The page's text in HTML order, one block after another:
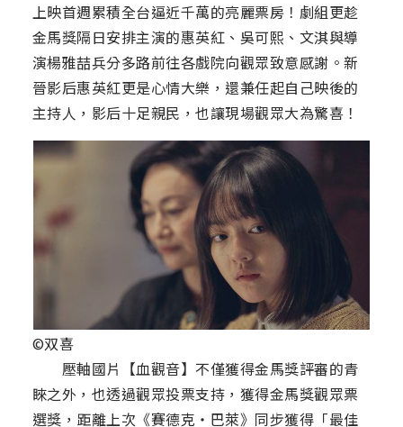
上映首週累積全台逼近千萬的亮麗票房！劇組更趁
金馬獎隔日安排主演的惠英紅、吳可熙、文淇與導
演楊雅喆兵分多路前往各戲院向觀眾致意感謝。新
晉影后惠英紅更是心情大樂，還兼任起自己映後的
主持人，影后十足親民，也讓現場觀眾大為驚喜！
©双喜
壓軸國片【血觀音】不僅獲得金馬獎評審的青
睞之外，也透過觀眾投票支持，獲得金馬獎觀眾票
選獎，距離上次《賽德克‧巴萊》同步獲得「最佳